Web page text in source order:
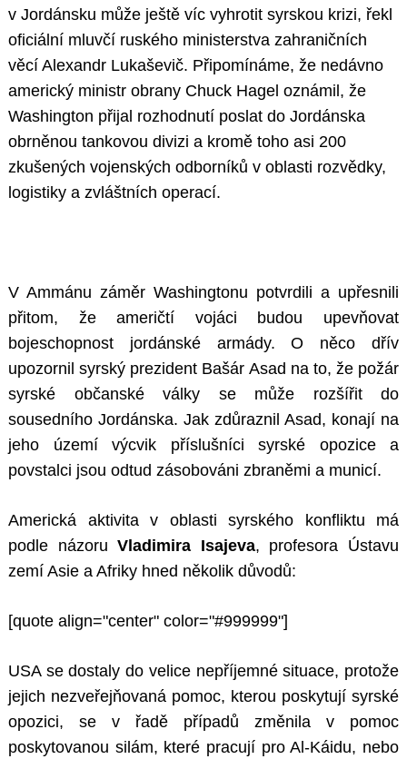
v Jordánsku může ještě víc vyhrotit syrskou krizi, řekl
oficiální mluvčí ruského ministerstva zahraničních
věcí Alexandr Lukaševič. Připomínáme, že nedávno
americký ministr obrany Chuck Hagel oznámil, že
Washington přijal rozhodnutí poslat do Jordánska
obrněnou tankovou divizi a kromě toho asi 200
zkušených vojenských odborníků v oblasti rozvědky,
logistiky a zvláštních operací.
V Ammánu záměr Washingtonu potvrdili a upřesnili
přitom, že američtí vojáci budou upevňovat
bojeschopnost jordánské armády. O něco dřív
upozornil syrský prezident Bašár Asad na to, že požár
syrské občanské války se může rozšířit do
sousedního Jordánska. Jak zdůraznil Asad, konají na
jeho území výcvik příslušníci syrské opozice a
povstalci jsou odtud zásobováni zbraněmi a municí.
Americká aktivita v oblasti syrského konfliktu má
podle názoruVladimira Isajeva, profesora Ústavu
zemí Asie a Afriky hned několik důvodů:
[quote align="center" color="#999999"]
USA se dostaly do velice nepříjemné situace, protože
jejich nezveřejňovaná pomoc, kterou poskytují syrské
opozici, se v řadě případů změnila v pomoc
poskytovanou silám, které pracují pro Al-Káidu, nebo